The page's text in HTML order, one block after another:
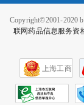
Copyright©2001-2020
联网药品信息服务资
上海工商